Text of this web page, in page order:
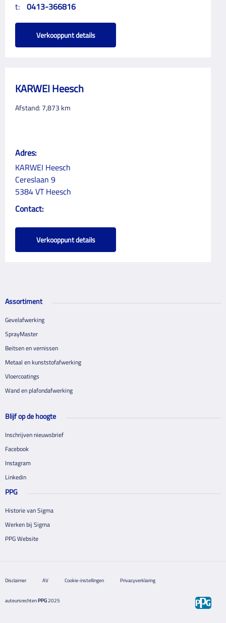
t: 0413-366816
Verkooppunt details
KARWEI Heesch
Afstand: 7,873 km
Adres:
KARWEI Heesch
Cereslaan 9
5384 VT Heesch
Contact:
Verkooppunt details
Assortiment
Gevelafwerking
SprayMaster
Beitsen en vernissen
Metaal en kunststofafwerking
Vloercoatings
Wand en plafondafwerking
Blijf op de hoogte
Inschrijven nieuwsbrief
Facebook
Instagram
Linkedin
PPG
Historie van Sigma
Werken bij Sigma
PPG Website
Disclaimer AV Cookie-instellingen Privacyverklaring
auteursrechtenPPG2025